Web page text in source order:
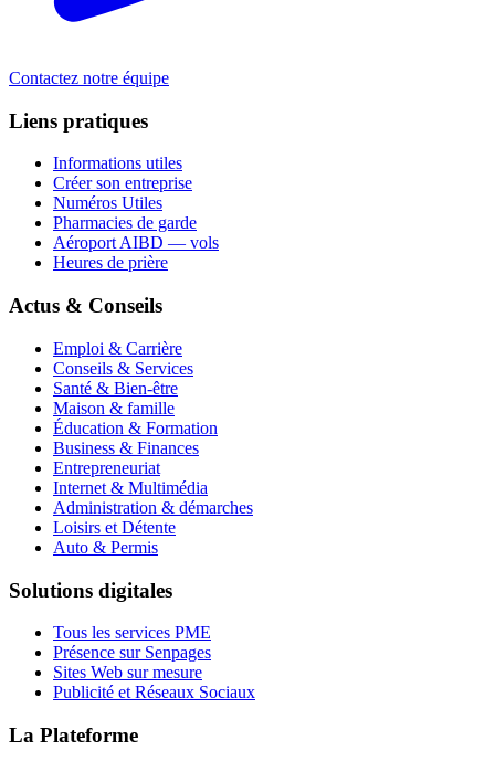
Contactez notre équipe
Liens pratiques
Informations utiles
Créer son entreprise
Numéros Utiles
Pharmacies de garde
Aéroport AIBD — vols
Heures de prière
Actus & Conseils
Emploi & Carrière
Conseils & Services
Santé & Bien-être
Maison & famille
Éducation & Formation
Business & Finances
Entrepreneuriat
Internet & Multimédia
Administration & démarches
Loisirs et Détente
Auto & Permis
Solutions digitales
Tous les services PME
Présence sur Senpages
Sites Web sur mesure
Publicité et Réseaux Sociaux
La Plateforme